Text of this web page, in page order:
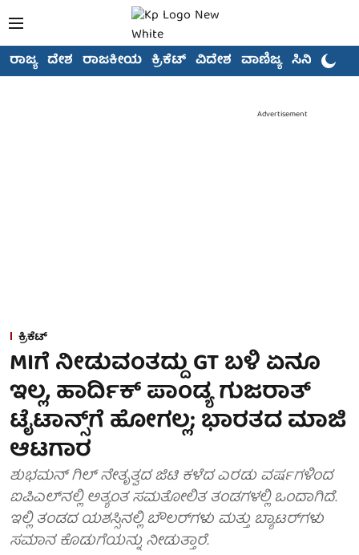
ರಾಜ್ಯ ದೇಶ ರಾಜಕೀಯ ಕ್ರಿಕೆಟ್ ವಿದೇಶ ವಾಣಿಜ್ಯ ಸಿನಿಮಾ
Advertisement
ಕ್ರಿಕೆಟ್
MIಗೆ ನೀಡುವಂತದ್ದು GT ಬಳಿ ಏನೂ
ಇಲ್ಲ, ಹಾರ್ದಿಕ್ ಪಾಂಡ್ಯ ಗುಜರಾತ್
ಟೈಟಾನ್ಸ್‌ಗೆ ಹೋಗಲ್ಲ; ಭಾರತದ ಮಾಜಿ
ಆಟಗಾರ
ಶುಭಮನ್ ಗಿಲ್ ನೇತೃತ್ವದ ಜಿಟಿ ಕಳೆದ ಎರಡು ವರ್ಷಗಳಿಂದ
ಐಪಿಎಲ್‌ನಲ್ಲಿ ಅತ್ಯಂತ ಸಮತೋಲಿತ ತಂಡಗಳಲ್ಲಿ ಒಂದಾಗಿದೆ.
ಇಲ್ಲಿ ತಂಡದ ಯಶಸ್ಸಿನಲ್ಲಿ ಬೌಲರ್‌ಗಳು ಮತ್ತು ಬ್ಯಾಟರ್‌ಗಳು
ಸಮಾನ ಕೊಡುಗೆಯನ್ನು ನೀಡುತ್ತಾರೆ.